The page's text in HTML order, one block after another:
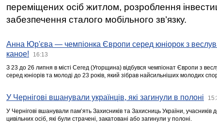
переміщених осіб житлом, розроблення
забезпечення сталого мобільного зв’язку.
Анна Юр'єва — чемпіонка Європи серед юніорок з
каное!
16:13
З 23 до 26 липня в місті Сегед (Угорщина) відбувся чемпіонат Європи з
серед юніорів та молоді до 23 років, який зібрав найсильніших молодих
У Чернігові вшанували українців, які загинули в полоні
У Чернігові вшанували пам’ять Захисників та Захисниць України,
цивільних осіб, які були страчені, закатовані або загинули у полоні.